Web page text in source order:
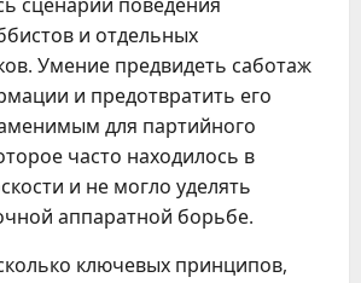
и отдельных
Умение предвидеть саботаж
и предотвратить его
для партийного
часто находилось в
и не могло уделять
аппаратной борьбе.
ключевых принципов,